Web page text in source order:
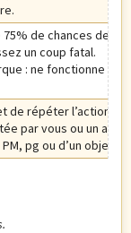
75% de chances de
un coup fatal.
: ne fonctionne
de répéter l’action
par vous ou un
pg ou d’un objet.